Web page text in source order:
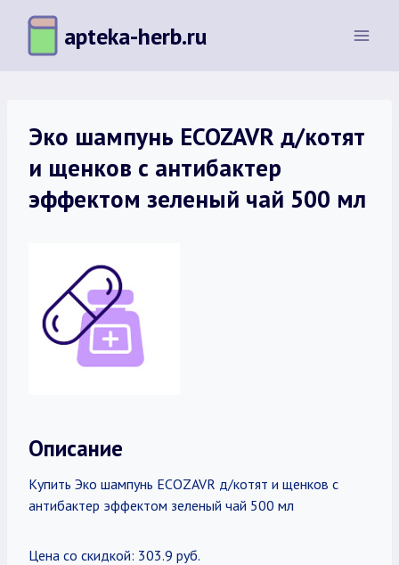
Перейти
содержимому
apteka-herb.ru
Эко шампунь ECOZAVR д/котят
и щенков с антибактер
эффектом зеленый чай 500 мл
Описание
Купить Эко шампунь ECOZAVR д/котят и щенков с
антибактер эффектом зеленый чай 500 мл
Цена со скидкой: 303.9 руб.